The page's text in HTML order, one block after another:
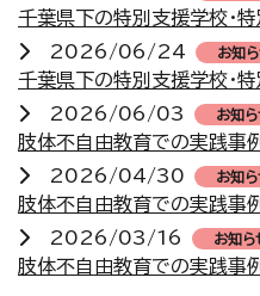
2026/06/24
お知
2026/06/03
お知
肢体不自由教育での実践事
2026/04/30
お知
肢体不自由教育での実践事
2026/03/16
お知ら
肢体不自由教育での実践事